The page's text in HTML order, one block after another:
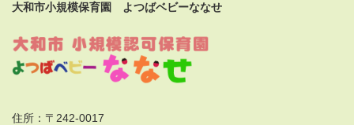
大和市小規模保育園 よつばベビーななせ
住所：〒242-0017